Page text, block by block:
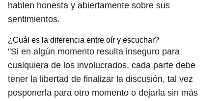
hablen honesta y abiertamente sobre sus
sentimientos.
¿Cuál es la diferencia entre oír y escuchar?
"Si en algún momento resulta inseguro para
cualquiera de los involucrados, cada parte debe
tener la libertad de finalizar la discusión, tal vez
posponerla para otro momento o dejarla sin más